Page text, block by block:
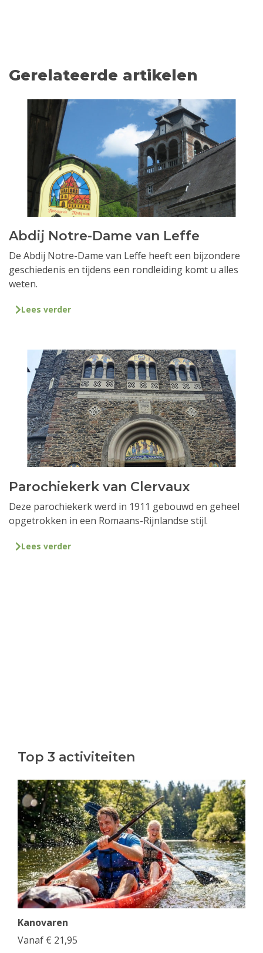
Gerelateerde artikelen
Abdij Notre-Dame van Leffe
De Abdij Notre-Dame van Leffe heeft een bijzondere
geschiedenis en tijdens een rondleiding komt u alles
weten.
Lees verder
Parochiekerk van Clervaux
Deze parochiekerk werd in 1911 gebouwd en geheel
opgetrokken in een Romaans-Rijnlandse stijl.
Lees verder
Top 3 activiteiten
Kanovaren
Vanaf € 21,95